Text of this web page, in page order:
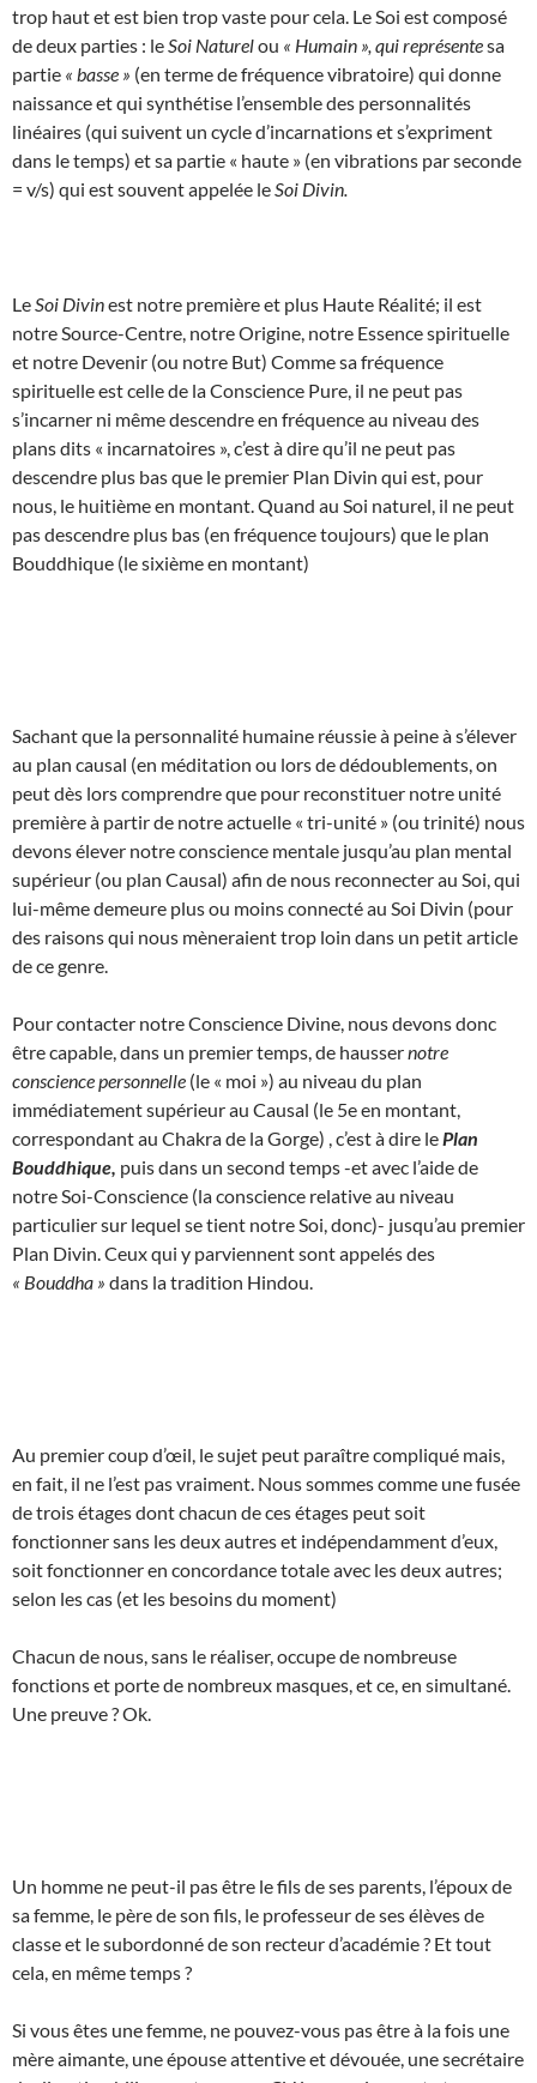
trop haut et est bien trop vaste pour cela. Le Soi est composé
de deux parties : le Soi Naturelou « Humain », qui représentesa
partie « basse » (en terme de fréquence vibratoire) qui donne
naissance et qui synthétise l’ensemble des personnalités
linéaires (qui suivent un cycle d’incarnations et s’expriment
dans le temps) et sa partie « haute » (en vibrations par seconde
= v/s) qui est souvent appelée le Soi Divin.
Le Soi Divinest notre première et plus Haute Réalité; il est
notre Source-Centre, notre Origine, notre Essence spirituelle
et notre Devenir (ou notre But) Comme sa fréquence
spirituelle est celle de la Conscience Pure, il ne peut pas
s’incarner ni même descendre en fréquence au niveau des
plans dits « incarnatoires », c’est à dire qu’il ne peut pas
descendre plus bas que le premier Plan Divin qui est, pour
nous, le huitième en montant. Quand au Soi naturel, il ne peut
pas descendre plus bas (en fréquence toujours) que le plan
Bouddhique (le sixième en montant)
Sachant que la personnalité humaine réussie à peine à s’élever
au plan causal (en méditation ou lors de dédoublements, on
peut dès lors comprendre que pour reconstituer notre unité
première à partir de notre actuelle « tri-unité » (ou trinité) nous
devons élever notre conscience mentale jusqu’au plan mental
supérieur (ou plan Causal) afin de nous reconnecter au Soi, qui
lui-même demeure plus ou moins connecté au Soi Divin (pour
des raisons qui nous mèneraient trop loin dans un petit article
de ce genre.
Pour contacter notre Conscience Divine, nous devons donc
être capable, dans un premier temps, de haussernotre
conscience personnelle (le « moi ») au niveau du plan
immédiatement supérieur au Causal (le 5e en montant,
correspondant au Chakra de la Gorge) , c’est à dire le Plan
Bouddhique, puis dans un second temps -et avec l’aide de
notre Soi-Conscience (la conscience relative au niveau
particulier sur lequel se tient notre Soi, donc)- jusqu’au premier
Plan Divin. Ceux qui y parviennent sont appelés des
« Bouddha » dans la tradition Hindou.
Au premier coup d’œil, le sujet peut paraître compliqué mais,
en fait, il ne l’est pas vraiment. Nous sommes comme une fusée
de trois étages dont chacun de ces étages peut soit
fonctionner sans les deux autres et indépendamment d’eux,
soit fonctionner en concordance totale avec les deux autres;
selon les cas (et les besoins du moment)
Chacun de nous, sans le réaliser, occupe de nombreuse
fonctions et porte de nombreux masques, et ce, en simultané.
Une preuve ? Ok.
Un homme ne peut-il pas être le fils de ses parents, l’époux de
sa femme, le père de son fils, le professeur de ses élèves de
classe et le subordonné de son recteur d’académie ? Et tout
cela, en même temps ?
Si vous êtes une femme, ne pouvez-vous pas être à la fois une
mère aimante, une épouse attentive et dévouée, une secrétaire